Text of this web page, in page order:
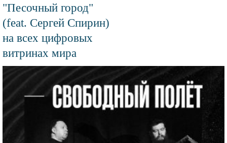
"Песочный город"
(feat. Сергей Спирин)
на всех цифровых
витринах мира
изображения